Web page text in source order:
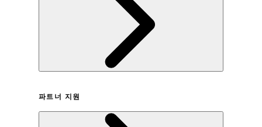
개인정보취급방침
파트너 지원